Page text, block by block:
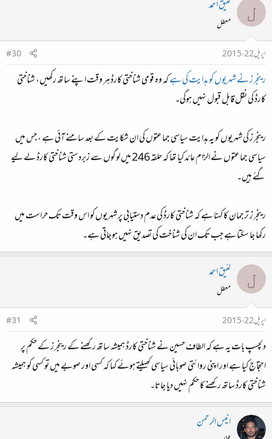
ل لئیق احمد
معطل
اپریل 22، 2015
#30
رینجرز نے شہریوں کو ہدایت کی ہےکہ وہ قومی شناختی کارڈ ہر وقت اپنے ساتھ رکھیں، شناختی
کارڈ کی نقل قابل قبول نہیں ہوگی۔
رینجرز کی شہریوں کو یہ ہدایت سیاسی جماعتوں کی ان شکایت کے بعد سامنے آئی ہے ، جس میں
سیاسی جماعتوں نے الزام عائد کیا تھا کہ حلقہ 246 میں لوگوں سے زبردستی شناختی کارڈ لے لیے
گئے ہیں۔
رینجرز ترجمان کا کہنا ہے کہ شناختی کارڈ کی عدم دستیابی پر شہریوں کو اس وقت تک حراست میں
رکھا جا سکتا ہے جب تک ان کی شناخت کی تصدیق نہیں ہوجاتی ہے۔
ل لئیق احمد
معطل
اپریل 22، 2015
#31
دلچسپ بات یہ ہے کہ الطاف حسین نے شناختی کارڈ ہمیشہ ساتھ رکھنے کے رینجرز کے حکم پر
احتجاج کیا ہے اور اپنی روائتی صوبائی سیاسی کھیلتے ہوئے کہا کہ کسی اور صوبے میں تو کسی کو ہمیشہ
شناختی کارڈ ساتھ رکھنے کا حکم نہیں دیا جاتا۔
انیس الرحمن